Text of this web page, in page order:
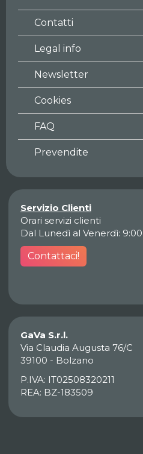
Contatti
Legal info
Newsletter
Cookies
FAQ
Prevendite
Servizio Clienti
Orari servizi clienti
Dal Lunedì al Venerdì: 9:00
Contattaci!
GaVa S.r.l.
Via Claudia Augusta 76/C
39100 - Bolzano
P.IVA: IT02508320211
REA: BZ-183509